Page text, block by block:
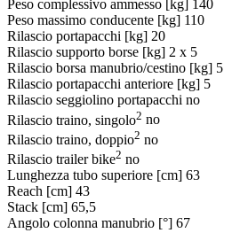
Peso complessivo ammesso [kg] 140
Peso massimo conducente [kg] 110
Rilascio portapacchi [kg] 20
Rilascio supporto borse [kg] 2 x 5
Rilascio borsa manubrio/cestino [kg] 5
Rilascio portapacchi anteriore [kg] 5
Rilascio seggiolino portapacchi no
Rilascio traino, singolo2 no
Rilascio traino, doppio2 no
Rilascio trailer bike2 no
Lunghezza tubo superiore [cm] 63
Reach [cm] 43
Stack [cm] 65,5
Angolo colonna manubrio [°] 67